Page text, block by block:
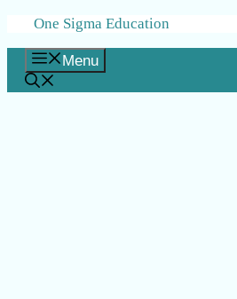
Skip
content
One Sigma Education
Menu